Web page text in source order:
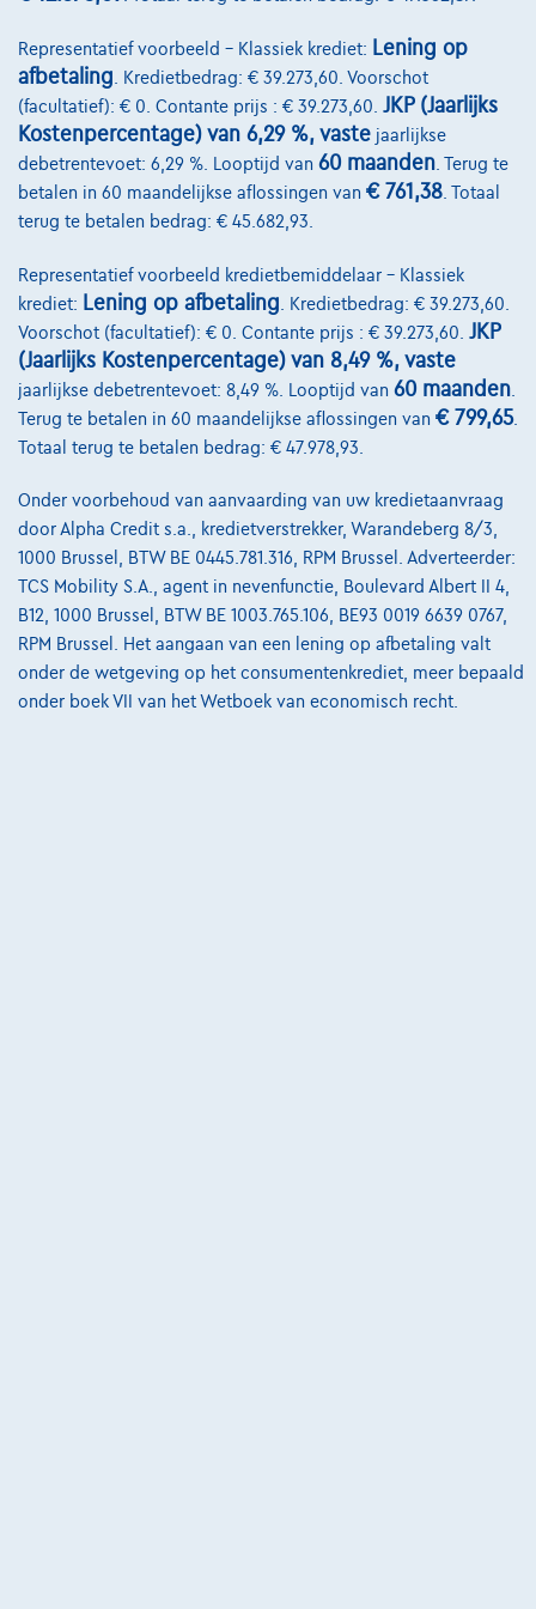
Renault Zoe52 kWh R135 Iconic E.V.50
06/2024
23.281 km Elektrisch Automaat 99 kW ( 135 PK )
€18.490 1 ✓BTW aftrekbaar
Vanaf€285,23/maandmet een laatste
maandaflossing van
€5.832,23
Ontdek het volledige cijfervoorbeeld
Groupe Autosphere East
Vergelijk
Bekijk wagen
Representatief voorbeeld – Klassiek krediet: Lening op
afbetaling . Kredietbedrag: € 39.273,60. Voorschot
(facultatief): € 0. Contante prijs : € 39.273,60. JKP (Jaarlijks
Kostenpercentage) van 6,29 %, vaste jaarlijkse
debetrentevoet: 6,29 %. Looptijd van 60 maanden . Terug te
betalen in 60 maandelijkse aflossingen van € 761,38 . Totaal
terug te betalen bedrag: € 45.682,93.
Representatief voorbeeld kredietbemiddelaar – Klassiek
krediet: Lening op afbetaling . Kredietbedrag: € 39.273,60.
Voorschot (facultatief): € 0. Contante prijs : € 39.273,60. JKP
(Jaarlijks Kostenpercentage) van 8,49 %, vaste
jaarlijkse debetrentevoet: 8,49 %. Looptijd van 60 maanden
Terug te betalen in 60 maandelijkse aflossingen van € 799,65.
Totaal terug te betalen bedrag: € 47.978,93.
Onder voorbehoud van aanvaarding van uw kredietaanvraag
door Alpha Credit s.a., kredietverstrekker, Warandeberg 8/3,
1000 Brussel, BTW BE 0445.781.316, RPM Brussel. Adverteerder:
TCS Mobility S.A., agent in nevenfunctie, Boulevard Albert II 4,
B12, 1000 Brussel, BTW BE 1003.765.106, BE93 0019 6639 0767,
RPM Brussel. Het aangaan van een lening op afbetaling valt
onder de wetgeving op het consumentenkrediet, meer bepaald
onder boek VII van het Wetboek van economisch recht.